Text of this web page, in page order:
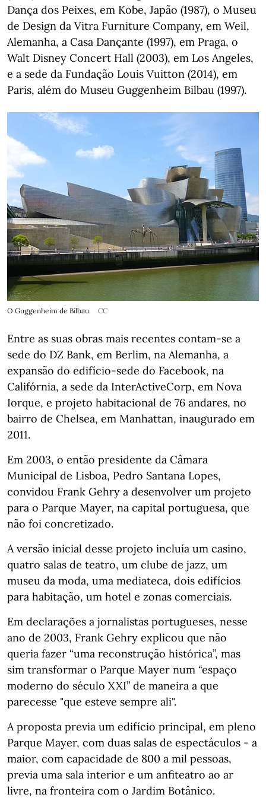
Dança dos Peixes, em Kobe, Japão (1987), o Museu
de Design da Vitra Furniture Company, em Weil,
Alemanha, a Casa Dançante (1997), em Praga, o
Walt Disney Concert Hall (2003), em Los Angeles,
e a sede da Fundação Louis Vuitton (2014), em
Paris, além do Museu Guggenheim Bilbau (1997).
O Guggenheim de Bilbau. CC
Entre as suas obras mais recentes contam-se a
sede do DZ Bank, em Berlim, na Alemanha, a
expansão do edifício-sede do Facebook, na
Califórnia, a sede da InterActiveCorp, em Nova
Iorque, e projeto habitacional de 76 andares, no
bairro de Chelsea, em Manhattan, inaugurado em
2011.
Em 2003, o então presidente da Câmara
Municipal de Lisboa, Pedro Santana Lopes,
convidou Frank Gehry a desenvolver um projeto
para o Parque Mayer, na capital portuguesa, que
não foi concretizado.
A versão inicial desse projeto incluía um casino,
quatro salas de teatro, um clube de jazz, um
museu da moda, uma mediateca, dois edifícios
para habitação, um hotel e zonas comerciais.
Em declarações a jornalistas portugueses, nesse
ano de 2003, Frank Gehry explicou que não
queria fazer “uma reconstrução histórica”, mas
sim transformar o Parque Mayer num “espaço
moderno do século XXI” de maneira a que
parecesse "que esteve sempre ali".
A proposta previa um edifício principal, em pleno
Parque Mayer, com duas salas de espectáculos - a
maior, com capacidade de 800 a mil pessoas,
previa uma sala interior e um anfiteatro ao ar
livre, na fronteira com o Jardim Botânico.